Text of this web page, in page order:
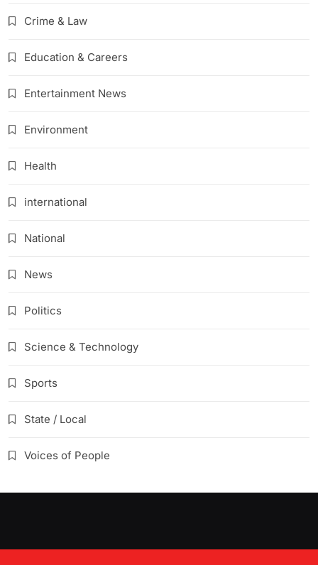
Crime & Law
Education & Careers
Entertainment News
Environment
Health
international
National
News
Politics
Science & Technology
Sports
State / Local
Voices of People